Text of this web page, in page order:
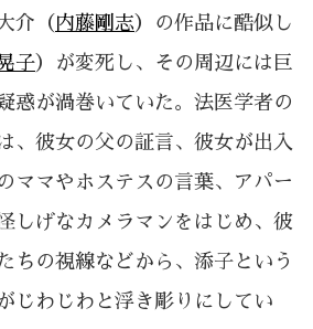
介（ 内藤剛志）の作品に酷似し
子）が変死し、その周辺には巨
惑が渦巻いていた。法医学者の
、彼女の父の証言、彼女が出入
ママやホステスの言葉、アパー
しげなカメラマンをはじめ、彼
ちの視線などから、添子という
じわじわと浮き彫りにしてい